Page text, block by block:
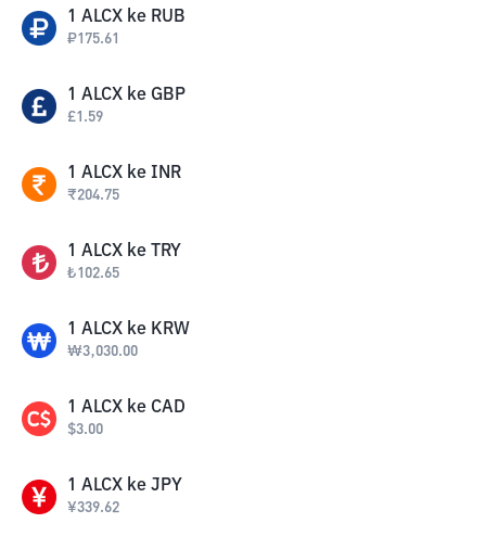
1 ALCX ke RUB
₽175.61
1 ALCX ke GBP
£1.59
1 ALCX ke INR
₹204.75
1 ALCX ke TRY
₺102.65
1 ALCX ke KRW
₩3,030.00
1 ALCX ke CAD
$3.00
1 ALCX ke JPY
¥339.62